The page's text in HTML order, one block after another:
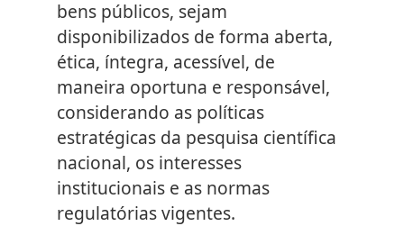
bens públicos, sejam
disponibilizados de forma aberta,
ética, íntegra, acessível, de
maneira oportuna e responsável,
considerando as políticas
estratégicas da pesquisa científica
nacional, os interesses
institucionais e as normas
regulatórias vigentes.